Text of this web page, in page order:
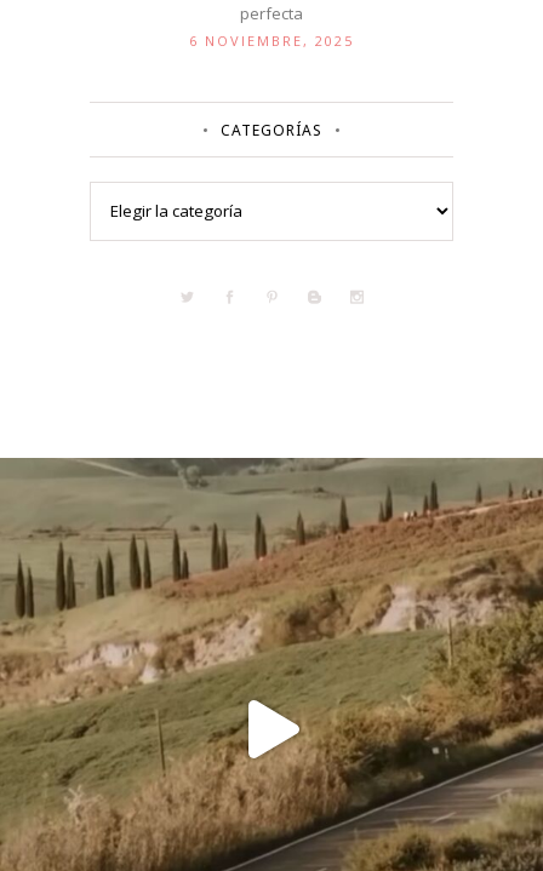
perfecta
6 NOVIEMBRE, 2025
CATEGORÍAS